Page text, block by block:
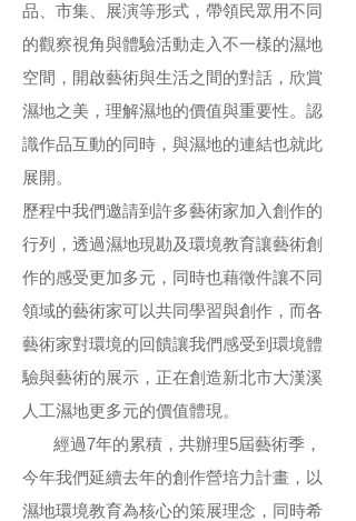
品、市集、展演等形式，帶領民眾用不同
的觀察視角與體驗活動走入不一樣的濕地
空間，開啟藝術與生活之間的對話，欣賞
濕地之美，理解濕地的價值與重要性。認
識作品互動的同時，與濕地的連結也就此
展開。
歷程中我們邀請到許多藝術家加入創作的
行列，透過濕地現勘及環境教育讓藝術創
作的感受更加多元，同時也藉徵件讓不同
領域的藝術家可以共同學習與創作，而各
藝術家對環境的回饋讓我們感受到環境體
驗與藝術的展示，正在創造新北市大漢溪
人工濕地更多元的價值體現。
經過7年的累積，共辦理5屆藝術季，
今年我們延續去年的創作營培力計畫，以
濕地環境教育為核心的策展理念，同時希